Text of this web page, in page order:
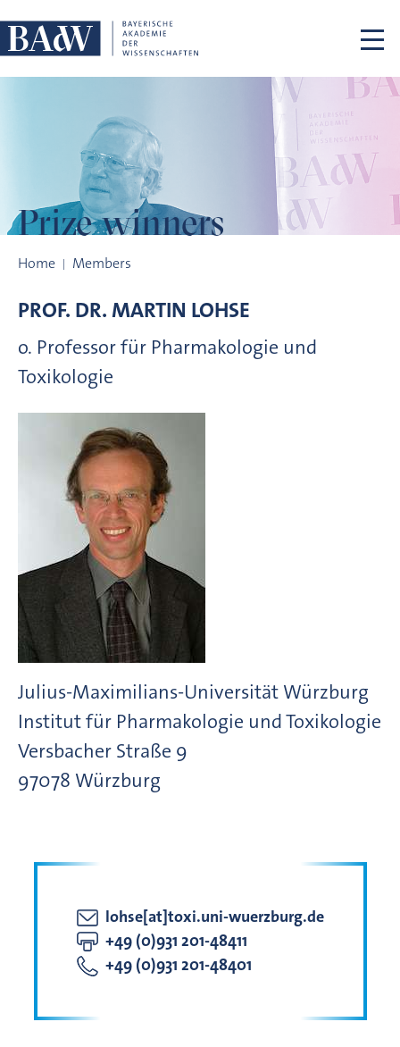
Prize winners
Home Members
PROF. DR.MARTIN LOHSE
o. Professor für Pharmakologie und
Toxikologie
Julius-Maximilians-Universität Würzburg
Institut für Pharmakologie und Toxikologie
Versbacher Straße 9
97078 Würzburg
lohse[at]toxi.uni-wuerzburg.de
+49 (0)931 201-48411
+49 (0)931 201-48401